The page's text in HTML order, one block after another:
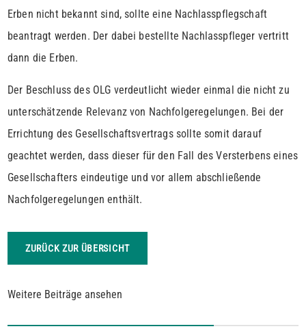
Erben nicht bekannt sind, sollte eine Nachlasspflegschaft
beantragt werden. Der dabei bestellte Nachlasspfleger vertritt
dann die Erben.
Der Beschluss des OLG verdeutlicht wieder einmal die nicht zu
unterschätzende Relevanz von Nachfolgeregelungen. Bei der
Errichtung des Gesellschaftsvertrags sollte somit darauf
geachtet werden, dass dieser für den Fall des Versterbens eines
Gesellschafters eindeutige und vor allem abschließende
Nachfolgeregelungen enthält.
ZURÜCK ZUR ÜBERSICHT
Weitere Beiträge ansehen